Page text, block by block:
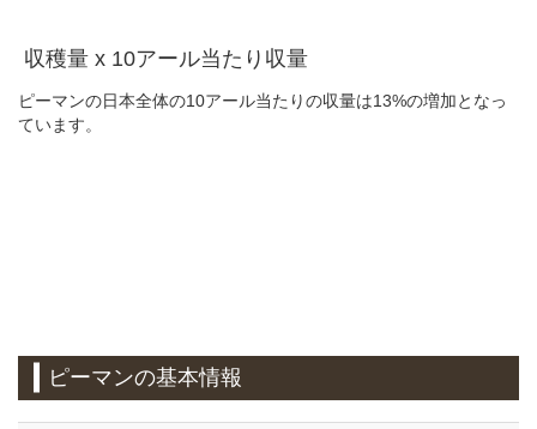
収穫量 x 10アール当たり収量
ピーマンの日本全体の10アール当たりの収量は13%の増加となっ
ています。
ピーマンの基本情報